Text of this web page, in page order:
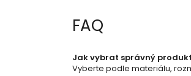
FAQ
Jak vybrat správný
Vyberte podle materiálu,